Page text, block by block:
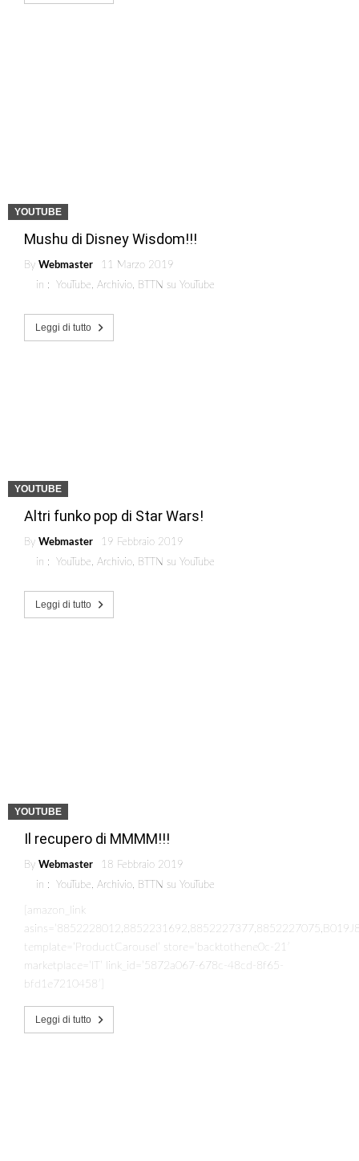
YOUTUBE
Mushu di Disney Wisdom!!!
By Webmaster
11 Marzo 2019
in : YouTube, Archivio, BTTN su YouTube
Leggi di tutto
YOUTUBE
Altri funko pop di Star Wars!
By Webmaster
19 Febbraio 2019
in : YouTube, Archivio, BTTN su YouTube
Leggi di tutto
YOUTUBE
Il recupero di MMMM!!!
By Webmaster
18 Febbraio 2019
in : YouTube, Archivio, BTTN su YouTube
[amazon_link
template=’ProductCarousel’ store=’backtothene0c-21′
marketplace=’IT’ link_id=’5872a067-678c-48cd-8f65-
bfd1e7210458′]
Leggi di tutto